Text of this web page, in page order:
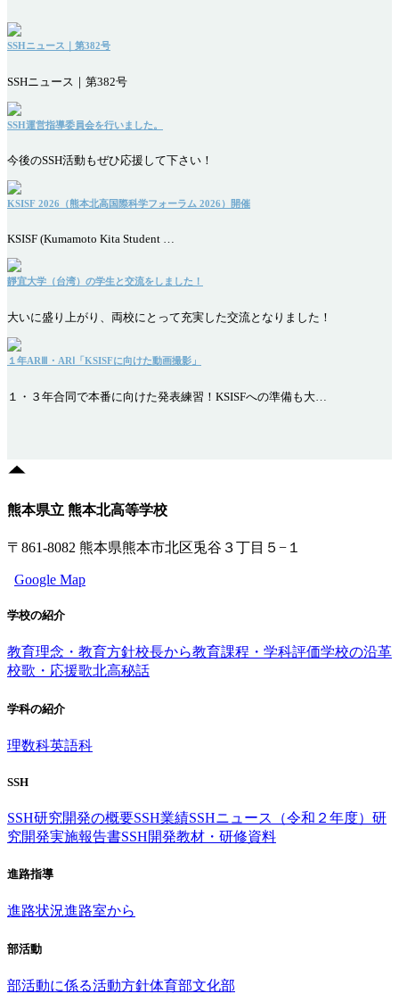
SSHニュース｜第382号
SSHニュース｜第382号
SSH運営指導委員会を行いました。
今後のSSH活動もぜひ応援して下さい！
KSISF 2026（熊本北高国際科学フォーラム 2026）開催
KSISF (Kumamoto Kita Student …
靜宜大学（台湾）の学生と交流をしました！
大いに盛り上がり、両校にとって充実した交流となりました！
１年ARⅢ・ARⅠ「KSISFに向けた動画撮影」
１・３年合同で本番に向けた発表練習！KSISFへの準備も大…
熊本県立 熊本北高等学校
〒861-8082 熊本県熊本市北区兎谷３丁目５−１
Google Map
学校の紹介
教育理念・教育方針校長から教育課程・学科評価学校の沿革
校歌・応援歌北高秘話
学科の紹介
理数科英語科
SSH
SSH研究開発の概要SSH業績SSHニュース（令和２年度） 研
究開発実施報告書SSH開発教材・研修資料
進路指導
進路状況進路室から
部活動
部活動に係る活動方針体育部文化部